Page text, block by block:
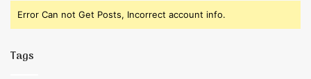
Error Can not Get Posts, Incorrect account info.
Tags